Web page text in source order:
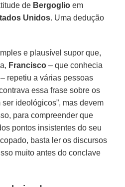
de Bergoglio em
Unidos. Uma dedução
e plausível supor que,
Francisco – que conhecia
repetiu a várias pessoas
essa frase sobre os
ideológicos”, mas devem
para compreender que
pontos insistentes do seu
basta ler os discursos
muito antes do conclave